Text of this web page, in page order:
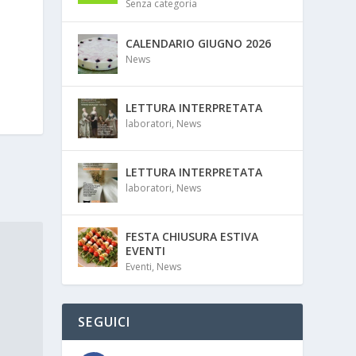
Senza categoria
CALENDARIO GIUGNO 2026
News
LETTURA INTERPRETATA
laboratori, News
LETTURA INTERPRETATA
laboratori, News
FESTA CHIUSURA ESTIVA
EVENTI
Eventi, News
SEGUICI